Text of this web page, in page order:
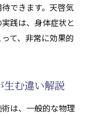
できます。天啓気
践は、身体症状と
て、非常に効果的
む違い解説
は、一般的な物理